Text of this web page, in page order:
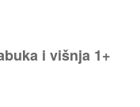
i višnja 1+